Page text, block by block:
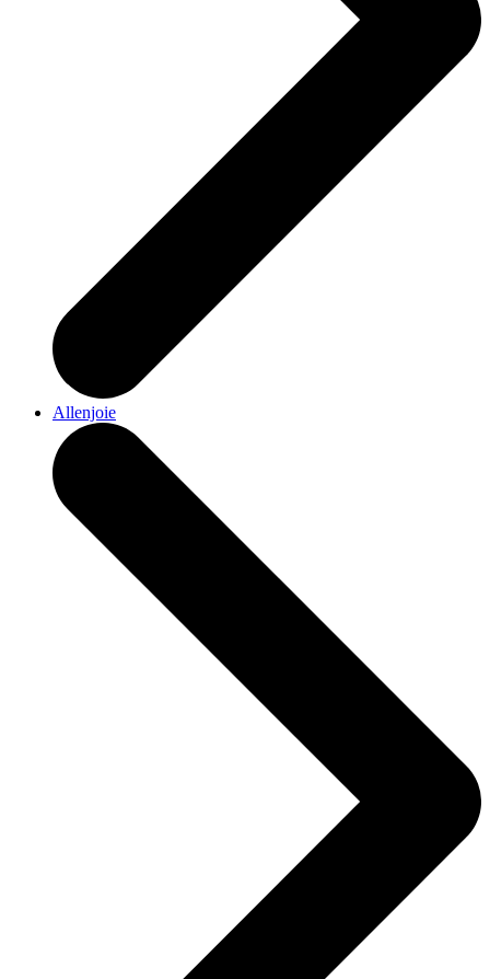
Allenjoie